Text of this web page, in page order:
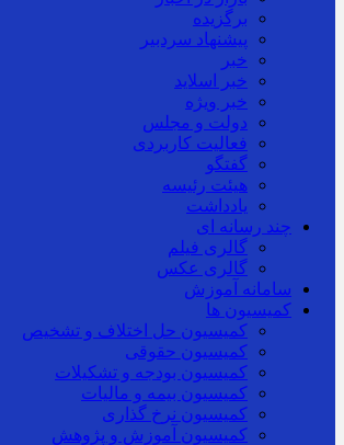
برگزیده
پیشنهاد سردبیر
خبر
خبر اسلايد
خبر ویژه
دولت و مجلس
فعالیت کاربردی
گفتگو
هیئت رئیسه
یادداشت
چند رسانه ای
گالری فیلم
گالری عکس
سامانه آموزش
کمیسیون ها
کمیسیون حل اختلاف و تشخیص
کمیسیون حقوقی
کمیسیون بودجه و تشکیلات
کمیسیون بیمه و مالیات
کمیسیون نرخ گذاری
کمیسیون آموزش و پژوهش